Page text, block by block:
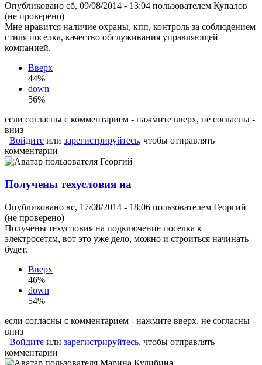
Опубликовано сб, 09/08/2014 - 13:04 пользователем Купалов
(не проверено)
Мне нравится наличие охраны, кпп, контроль за соблюдением
стиля поселка, качество обслуживания управляющей
компанией.
Вверх
44%
down
56%
если согласны с комментарием - нажмите вверх, не согласны -
вниз
Войдите или зарегистрируйтесь, чтобы отправлять
комментарии
Получены техусловия на
Опубликовано вс, 17/08/2014 - 18:06 пользователем Георгий
(не проверено)
Получены техусловия на подключение поселка к
электросетям, вот это уже дело, можно и строиться начинать
будет.
Вверх
46%
down
54%
если согласны с комментарием - нажмите вверх, не согласны -
вниз
Войдите или зарегистрируйтесь, чтобы отправлять
комментарии